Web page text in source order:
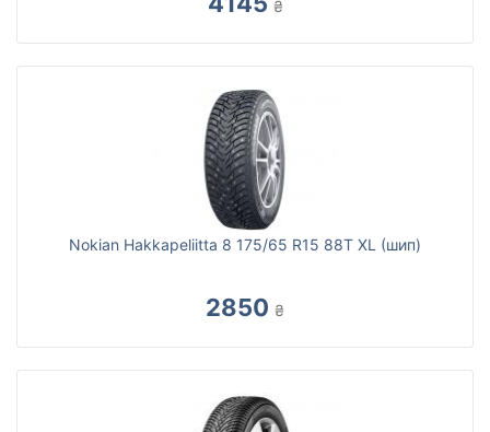
₴
Nokian Hakkapeliitta 8 175/65 R15 88T XL (шип)
2850 ₴